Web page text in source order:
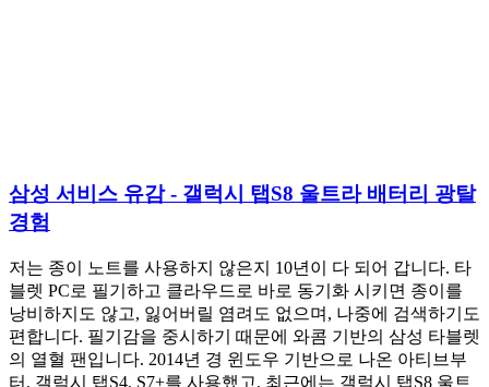
삼성 서비스 유감 - 갤럭시 탭S8 울트라 배터리 광탈
경험
저는 종이 노트를 사용하지 않은지 10년이 다 되어 갑니다. 타
블렛 PC로 필기하고 클라우드로 바로 동기화 시키면 종이를
낭비하지도 않고, 잃어버릴 염려도 없으며, 나중에 검색하기도
편합니다. 필기감을 중시하기 때문에 와콤 기반의 삼성 타블렛
의 열혈 팬입니다. 2014년 경 윈도우 기반으로 나온 아티브부
터, 갤럭시 탭S4, S7+를 사용했고, 최근에는 갤럭시 탭S8 울트